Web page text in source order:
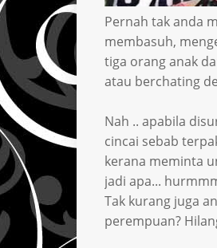
Pernah tak anda
membasuh,
tiga orang anak
atau berchating
Nah .. apabila
cincai sebab
kerana meminta
jadi apa...
Tak kurang juga
perempuan?